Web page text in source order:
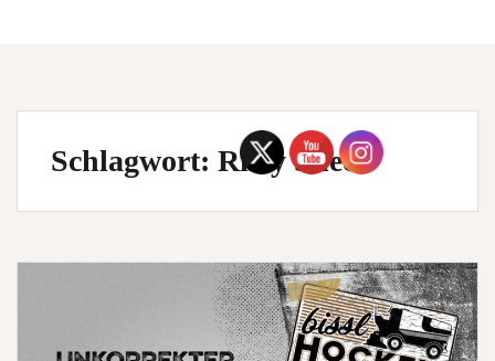
Schlagwort: Riley Sheen